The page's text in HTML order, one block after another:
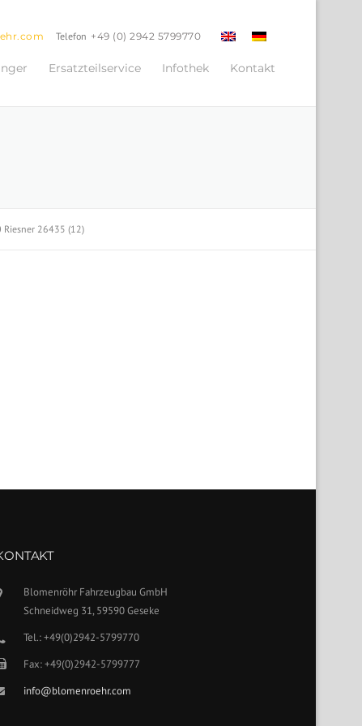
Telefon +49 (0) 2942 5799770
Ersatzteilservice Infothek Kontakt
26435 (12)
Blomenröhr Fahrzeugbau GmbH
Schneidweg 31, 59590 Geseke
Tel.: +49(0)2942-5799770
Fax: +49(0)2942-5799777
info@blomenroehr.com